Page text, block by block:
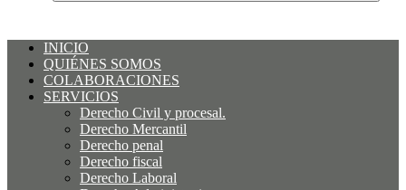
INICIO
QUIÉNES SOMOS
COLABORACIONES
SERVICIOS
Derecho Civil y procesal.
Derecho Mercantil
Derecho penal
Derecho fiscal
Derecho Laboral